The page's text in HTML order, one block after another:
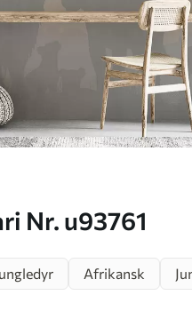
Nr. u93761
Afrikansk